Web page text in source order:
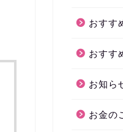
おすす
おすす
お知ら
お金の